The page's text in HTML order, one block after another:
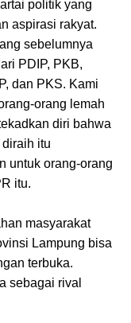
politik yang
aspirasi rakyat.
sebelumnya
PDIP, PKB,
dan PKS. Kami
orang lemah
diri bahwa
itu
untuk orang-orang
itu.
masyarakat
Lampung bisa
terbuka.
sebagai rival